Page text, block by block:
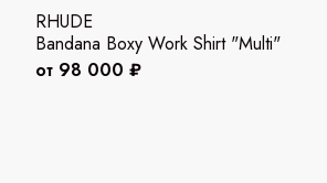
RHUDE
Bandana Boxy Work Shirt "Multi"
от 98 000 ₽